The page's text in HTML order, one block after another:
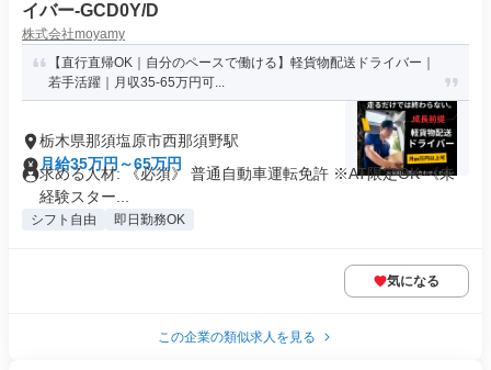
イバー-GCD0Y/D
株式会社moyamy
【直行直帰OK｜自分のペースで働ける】軽貨物配送ドライバー｜
若手活躍｜月収35-65万円可...
栃木県那須塩原市西那須野駅
月給35万円～65万円
求める人材: 《必須》 普通自動車運転免許 ※AT限定OK 《未
経験スター...
シフト自由 即日勤務OK
気になる
この企業の類似求人を見る